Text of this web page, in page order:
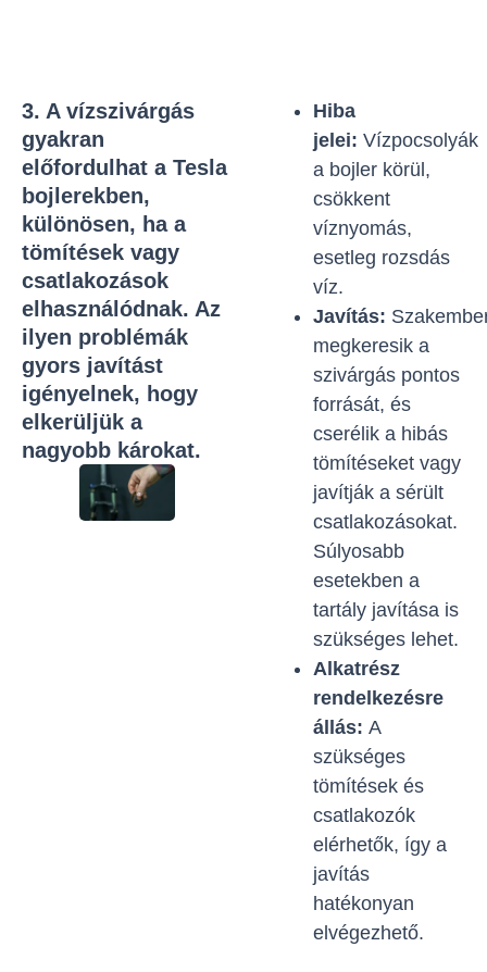
3. A vízszivárgás
gyakran
előfordulhat a Tesla
bojlerekben,
különösen, ha a
tömítések vagy
csatlakozások
elhasználódnak. Az
ilyen problémák
gyors javítást
igényelnek, hogy
elkerüljük a
nagyobb károkat.
Hiba
jelei: Vízpocsolyák
a bojler körül,
csökkent
víznyomás,
esetleg rozsdás
víz.
Javítás:
megkeresik a
szivárgás pontos
forrását, és
cserélik a hibás
tömítéseket vagy
javítják a sérült
csatlakozásokat.
Súlyosabb
esetekben a
tartály javítása is
szükséges lehet.
Alkatrész
rendelkezésre
állás: A
szükséges
tömítések és
csatlakozók
elérhetők, így a
javítás
hatékonyan
elvégezhető.